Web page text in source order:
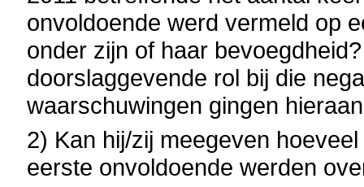
onvoldoende werd vermeld op
onder zijn of haar
doorslaggevende rol bij die
waarschuwingen gingen
2) Kan hij/zij meegeven
eerste onvoldoende werden